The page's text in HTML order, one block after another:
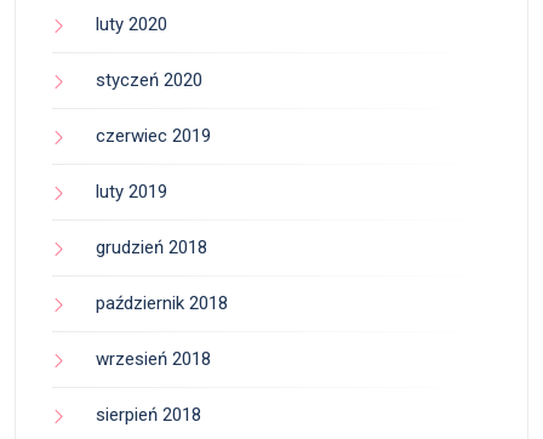
luty 2020
styczeń 2020
czerwiec 2019
luty 2019
grudzień 2018
październik 2018
wrzesień 2018
sierpień 2018